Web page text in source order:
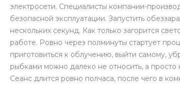
электросети. Специалисты компании-
безопасной эксплуатации. Запустить
нескольких секунд. Как только загорится
работе. Ровно через полминуты стартует
приготовиться к облучению, выйти самому,
рыбками можно далеко не относить, а
Сеанс длится ровно полчаса, после чего в